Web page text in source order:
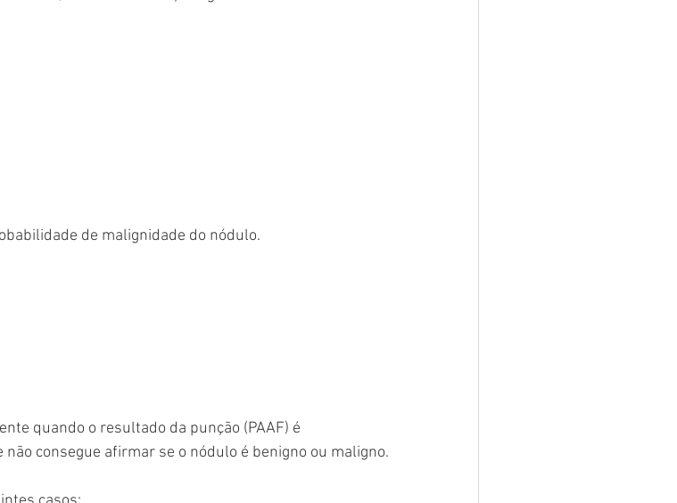
de malignidade do nódulo.
quando o resultado da punção (PAAF) é
consegue afirmar se o nódulo é benigno ou maligno.